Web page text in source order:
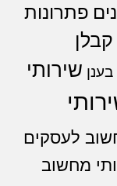
פתרונות
קבלן
שירותי
לעסקים
מחשוב